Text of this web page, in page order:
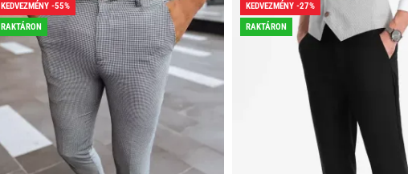
KEDVEZMÉNY -55%
RAKTÁRON
KEDVEZMÉNY -27%
RAKTÁRON